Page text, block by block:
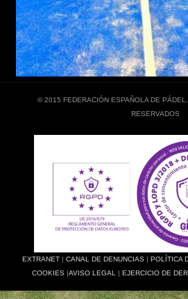
© 2015 FEDERACIÓN ESPAÑOLA DE
RESERVADOS
EXTRANET | CANAL DE DENUNCIAS | POLÍTICA
COOKIES|AVISO LEGAL | EJERCICIO DE